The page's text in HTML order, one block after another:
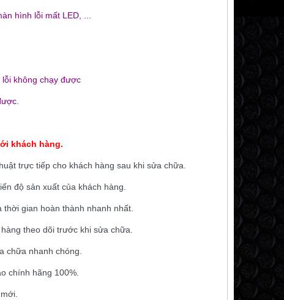
hình lỗi mất LED, ...
không chạy được
khách hàng.
trực tiếp cho khách hàng sau khi sửa chữa.
độ sản xuất của khách hàng.
gian hoàn thành nhanh nhất.
theo dõi trước khi sửa chữa.
chữa nhanh chóng.
chính hãng 100%.